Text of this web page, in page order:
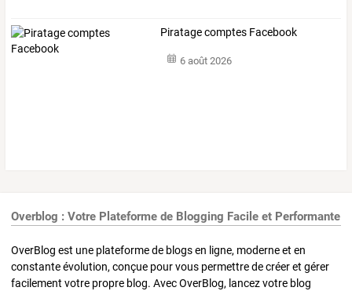
Piratage comptes Facebook
6 août 2026
Overblog : Votre Plateforme de Blogging Facile et Performante
OverBlog est une plateforme de blogs en ligne, moderne et en
constante évolution, conçue pour vous permettre de créer et gérer
facilement votre propre blog. Avec OverBlog, lancez votre blog